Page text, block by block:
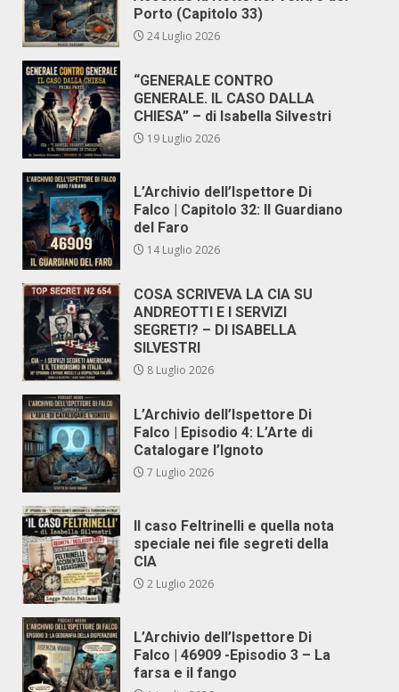
Porto (Capitolo 33)
24 Luglio 2026
“GENERALE CONTRO
GENERALE. IL CASO DALLA
CHIESA” – di Isabella Silvestri
19 Luglio 2026
L’Archivio dell’Ispettore Di
Falco | Capitolo 32: Il Guardiano
del Faro
14 Luglio 2026
COSA SCRIVEVA LA CIA SU
ANDREOTTI E I SERVIZI
SEGRETI? – DI ISABELLA
SILVESTRI
8 Luglio 2026
L’Archivio dell’Ispettore Di
Falco | Episodio 4: L’Arte di
Catalogare l’Ignoto
7 Luglio 2026
Il caso Feltrinelli e quella nota
speciale nei file segreti della
CIA
2 Luglio 2026
L’Archivio dell’Ispettore Di
Falco | 46909 -Episodio 3 – La
farsa e il fango